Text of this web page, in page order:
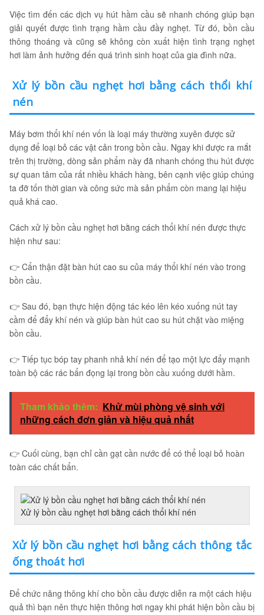
Việc tìm đến các dịch vụ hút hầm cầu sẽ nhanh chóng giúp bạn
giải quyết được tình trạng hầm cầu đầy nghẹt. Từ đó, bồn cầu
thông thoáng và cũng sẽ không còn xuất hiện tình trạng nghẹt
hơi làm ảnh hưởng đến quá trình sinh hoạt của gia đình nữa.
Xử lý bồn cầu nghẹt hơi bằng cách thổi khí
nén
Máy bơm thổi khí nén vốn là loại máy thường xuyên được sử
dụng để loại bỏ các vật cản trong bồn cầu. Ngay khi được ra mắt
trên thị trường, dòng sản phẩm này đã nhanh chóng thu hút được
sự quan tâm của rất nhiều khách hàng, bên cạnh việc giúp chúng
ta đỡ tốn thời gian và công sức mà sản phẩm còn mang lại hiệu
quả khá cao.
Cách xử lý bồn cầu nghẹt hơi bằng cách thổi khí nén được thực
hiện như sau:
👉 Cẩn thận đặt bàn hút cao su của máy thổi khí nén vào trong
bồn cầu.
👉 Sau đó, bạn thực hiện động tác kéo lên kéo xuống nút tay
cầm để đẩy khí nén và giúp bàn hút cao su hút chặt vào miệng
bồn cầu.
👉 Tiếp tục bóp tay phanh nhả khí nén để tạo một lực đẩy mạnh
toàn bộ các rác bẩn đọng lại trong bồn cầu xuống dưới hầm.
Tham khảo thêm: Khử mùi phòng vệ sinh với
những cách đơn giản và hiệu quả nhất
👉 Cuối cùng, bạn chỉ cần gạt cần nước để có thể loại bỏ hoàn
toàn các chất bẩn.
Xử lý bồn cầu nghẹt hơi bằng cách thổi khí nén
Xử lý bồn cầu nghẹt hơi bằng cách thông tắc
ống thoát hơi
Để chức năng thông khí cho bồn cầu được diễn ra một cách hiệu
quả thì bạn nên thực hiện thông hơi ngay khi phát hiện bồn cầu bị